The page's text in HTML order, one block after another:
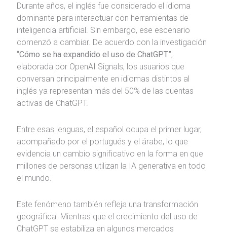
Durante años, el inglés fue considerado el idioma
dominante para interactuar con herramientas de
inteligencia artificial. Sin embargo, ese escenario
comenzó a cambiar. De acuerdo con la investigación
“Cómo se ha expandido el uso de ChatGPT”,
elaborada por OpenAI Signals, los usuarios que
conversan principalmente en idiomas distintos al
inglés ya representan más del 50% de las cuentas
activas de ChatGPT.
Entre esas lenguas, el español ocupa el primer lugar,
acompañado por el portugués y el árabe, lo que
evidencia un cambio significativo en la forma en que
millones de personas utilizan la IA generativa en todo
el mundo.
Este fenómeno también refleja una transformación
geográfica. Mientras que el crecimiento del uso de
ChatGPT se estabiliza en algunos mercados